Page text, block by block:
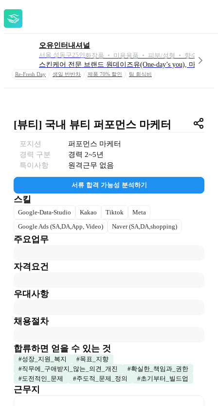
오유인터내셔널
서울 성동구25인 화장품 ‧ 미용용품 ‧ 피부/성형 ‧ 향수/디퓨
스킨케어 전문 브랜드 원데이즈유(One-day’s you), 마댕
Re-Fresh Day 생일 반반차 제품 70% 할인
팀 회식비
[뷰티] 국내 뷰티 퍼포먼스 마케터
포지션
퍼포먼스 마케터
경력 구분
경력 2~5년
특이사항
원격근무 없음
서류 합격 가능성 분석하기
스킬
Google-Data-Studio Kakao Tiktok
Meta
Google Ads (SA,DA,App, Video)
Naver (SA,DA,shopping)
주요업무
자격요건
우대사항
채용절차
합류하면 얻을 수 있는 것
#성장_지원_복지 #목표_지향
#직무에_구애받지_않는_의견_개진 #확실한_책임과_권한
#도전적인_문제 #주도적_문제_정의 #초기부터_빌드업
근무지